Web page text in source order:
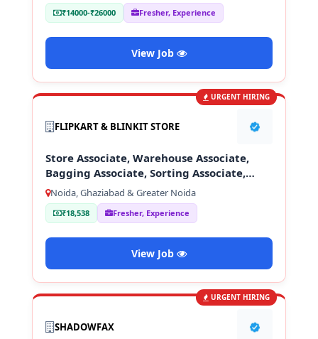
₹14000-₹26000 Fresher, Experience
View Job
URGENT HIRING
FLIPKART & BLINKIT STORE
Store Associate, Warehouse Associate,
Bagging Associate, Sorting Associate,
Loading & Unloading Staff
Noida, Ghaziabad & Greater Noida
₹18,538 Fresher, Experience
View Job
URGENT HIRING
SHADOWFAX